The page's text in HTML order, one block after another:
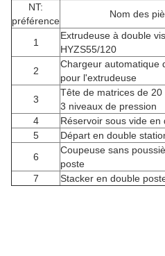
NT:
préférence
Nom des
1
Extrudeuse à double
HYZS55/120
2
Chargeur automatique
pour l'extrudeuse
3
Tête de matrices de
3 niveaux de pression
4
Réservoir sous vide en
5
Départ en double
6
Coupeuse sans
poste
7
Stacker en double